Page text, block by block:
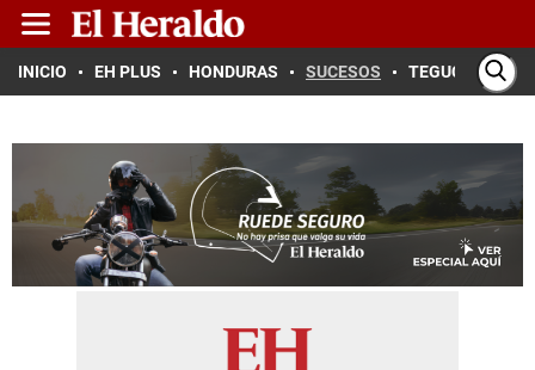
INICIO EH PLUS HONDURAS SUCESOS TEGUCIGALPA